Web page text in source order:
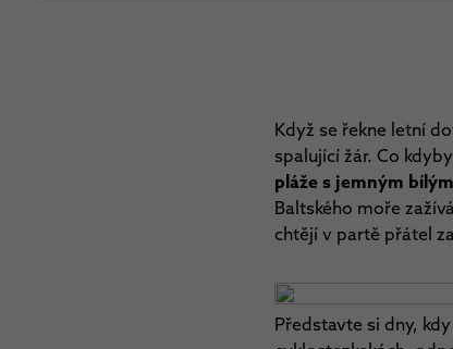
Když se řekne letní
spalující žár. Co
pláže s jemným
Baltského moře
chtějí v partě přátel
Představte si dny,